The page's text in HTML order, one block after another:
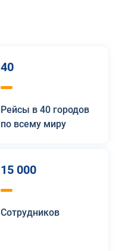
40
Рейсы в 40 городов
по всему миру
15 000
Сотрудников